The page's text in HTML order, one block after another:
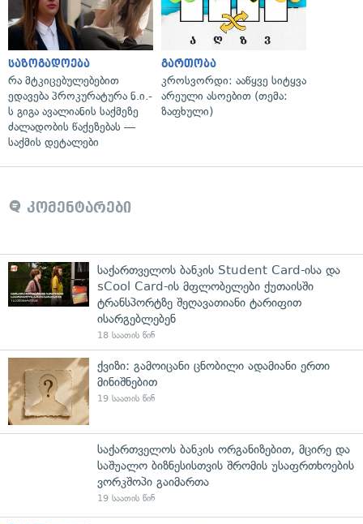
საზოგადოება
რა მტკიცებულებებით
ედავება პროკურატურა ნ.ი.-
ს გიგა ავალიანის საქმეზე
ძალადობის წაქეზებას —
საქმის დეტალები
გართობა
კროსვორდი: ააწყვე სიტყვა
არეული ასოებით (თემა:
ზაფხული)
კომენტარები
საქართველოს ბანკის Student Card-ისა და
sCool Card-ის მფლობელები ქუთაისში
ტრანსპორტზე შეღავათიანი ტარიფით
ისარგებლებენ
18 საათის წინ
ქვიზი: გამოიცანი ცნობილი ადამიანი ერთი
მინიშნებით
19 საათის წინ
საქართველოს ბანკის ორგანიზებით, მცირე და
საშუალო ბიზნესისთვის შრომის უსაფრთხოების
ვორკშოპი გაიმართა
19 საათის წინ